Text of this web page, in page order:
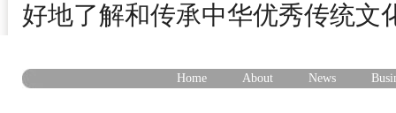
好地了解和传承中华优秀传统文
Home About News